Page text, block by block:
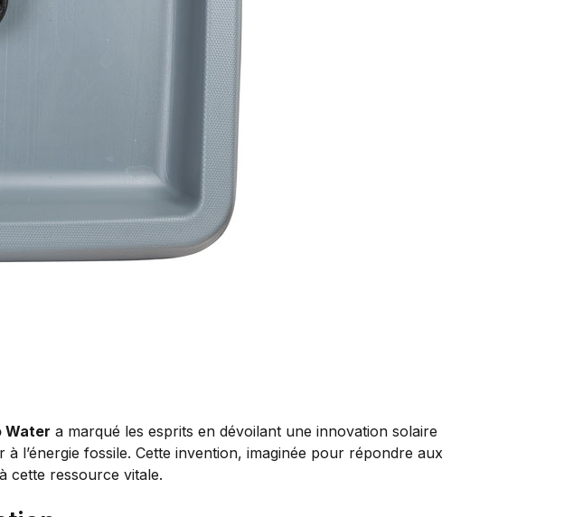
Water a marqué les esprits en dévoilant une innovation solaire
l’énergie fossile. Cette invention, imaginée pour répondre aux
cette ressource vitale.